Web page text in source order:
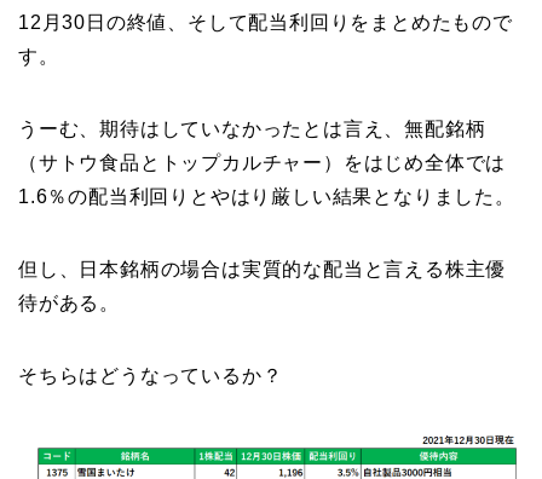
12月30日の終値、そして配当利回りをまとめたもので
す。
うーむ、期待はしていなかったとは言え、無配銘柄
（サトウ食品とトップカルチャー）をはじめ全体では
1.6％の配当利回りとやはり厳しい結果となりました。
但し、日本銘柄の場合は実質的な配当と言える株主優
待がある。
そちらはどうなっているか？